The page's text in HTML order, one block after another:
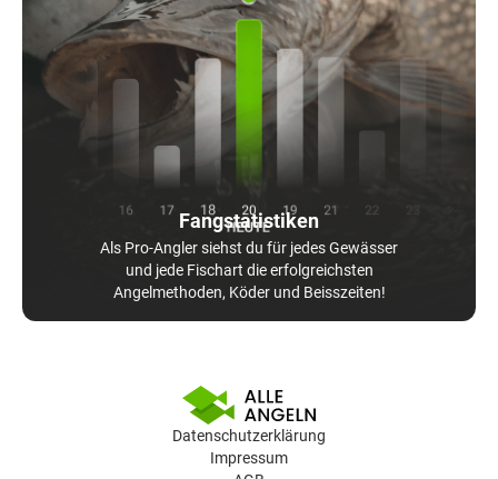
Fangstatistiken
Als Pro-Angler siehst du für jedes Gewässer
und jede Fischart die erfolgreichsten
Angelmethoden, Köder und Beisszeiten!
Datenschutzerklärung
Impressum